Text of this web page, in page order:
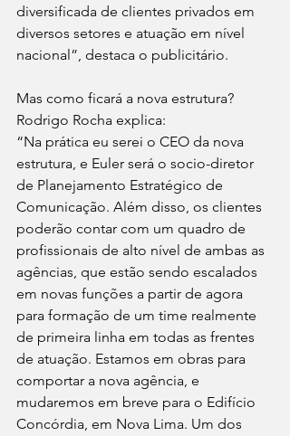
diversificada de clientes privados em
diversos setores e atuação em nível
nacional”, destaca o publicitário.
Mas como ficará a nova estrutura?
Rodrigo Rocha explica:
“Na prática eu serei o CEO da nova
estrutura, e Euler será o socio-diretor
de Planejamento Estratégico de
Comunicação. Além disso, os clientes
poderão contar com um quadro de
profissionais de alto nível de ambas as
agências, que estão sendo escalados
em novas funções a partir de agora
para formação de um time realmente
de primeira linha em todas as frentes
de atuação. Estamos em obras para
comportar a nova agência, e
mudaremos em breve para o Edifício
Concórdia, em Nova Lima. Um dos